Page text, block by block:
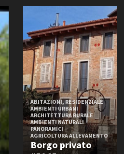
ABITAZIONI, RESIDENZIALE
AMBIENTI URBANI
ARCHITETTURA RURALE
AMBIENTI NATURALI
PANORAMICI
AGRICOLTURA ALLEVAMENTO
Borgo privato